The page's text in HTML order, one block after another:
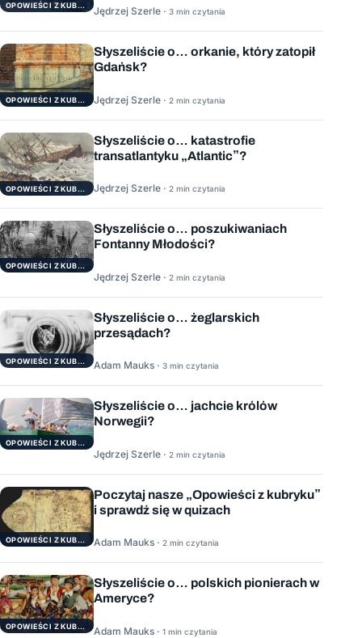
OPOWIEŚCI Z KUBRYKU Jędrzej Szerle · 3 min czytania
OPOWIEŚCI Z KUBRYKU
Słyszeliście o… orkanie, który zatopił
Gdańsk?
Jędrzej Szerle · 2 min czytania
OPOWIEŚCI Z KUBRYKU
Słyszeliście o… katastrofie
transatlantyku „Atlantic”?
Jędrzej Szerle · 2 min czytania
OPOWIEŚCI Z KUBRYKU
Słyszeliście o… poszukiwaniach
Fontanny Młodości?
Jędrzej Szerle · 2 min czytania
OPOWIEŚCI Z KUBRYKU
Słyszeliście o… żeglarskich
przesądach?
Adam Mauks · 3 min czytania
OPOWIEŚCI Z KUBRYKU
Słyszeliście o… jachcie królów
Norwegii?
Jędrzej Szerle · 2 min czytania
OPOWIEŚCI Z KUBRYKU
Poczytaj nasze „Opowieści z kubryku”
i sprawdź się w quizach
Adam Mauks · 2 min czytania
OPOWIEŚCI Z KUBRYKU
Słyszeliście o… polskich pionierach w
Ameryce?
Adam Mauks · 1 min czytania